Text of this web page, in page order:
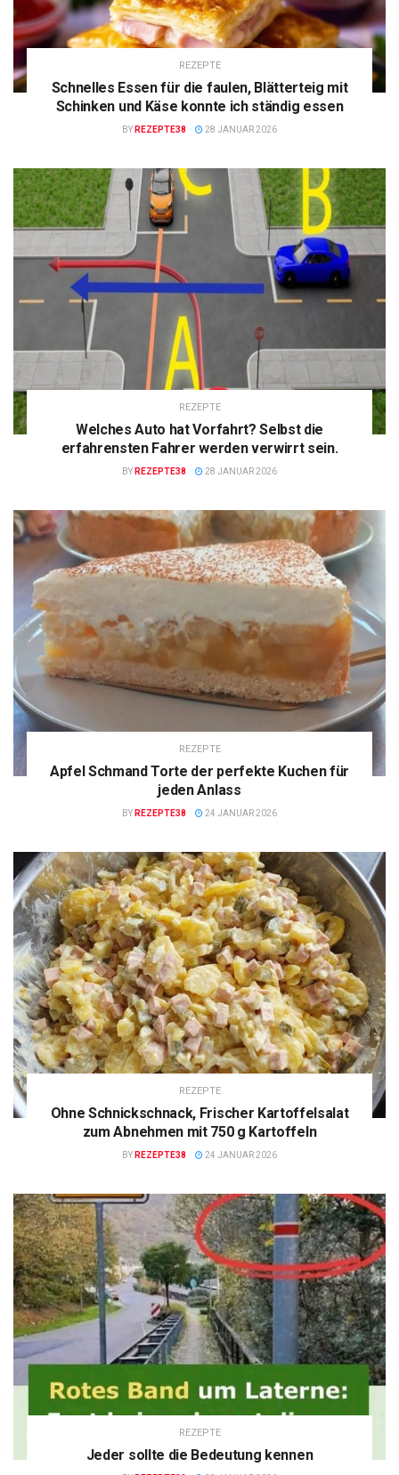
REZEPTE
Schnelles Essen für die faulen, Blätterteig mit
Schinken und Käse konnte ich ständig essen
BY REZEPTE38 28 JANUAR 2026
REZEPTE
Welches Auto hat Vorfahrt? Selbst die
erfahrensten Fahrer werden verwirrt sein.
BY REZEPTE38 28 JANUAR 2026
REZEPTE
Apfel Schmand Torte der perfekte Kuchen für
jeden Anlass
BY REZEPTE38 24 JANUAR 2026
REZEPTE
Ohne Schnickschnack, Frischer Kartoffelsalat
zum Abnehmen mit 750 g Kartoffeln
BY REZEPTE38 24 JANUAR 2026
REZEPTE
Jeder sollte die Bedeutung kennen